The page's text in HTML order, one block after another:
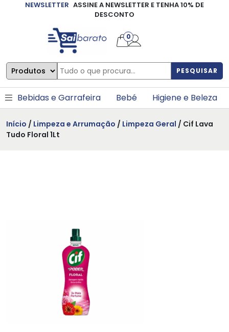
NEWSLETTER ASSINE A NEWSLETTER E TENHA 10% DE
DESCONTO
PESQUISAR
0
Bebidas e Garrafeira Bebé Higiene e Beleza
Início / Limpeza e Arrumação / Limpeza Geral / Cif Lava
Tudo Floral 1Lt